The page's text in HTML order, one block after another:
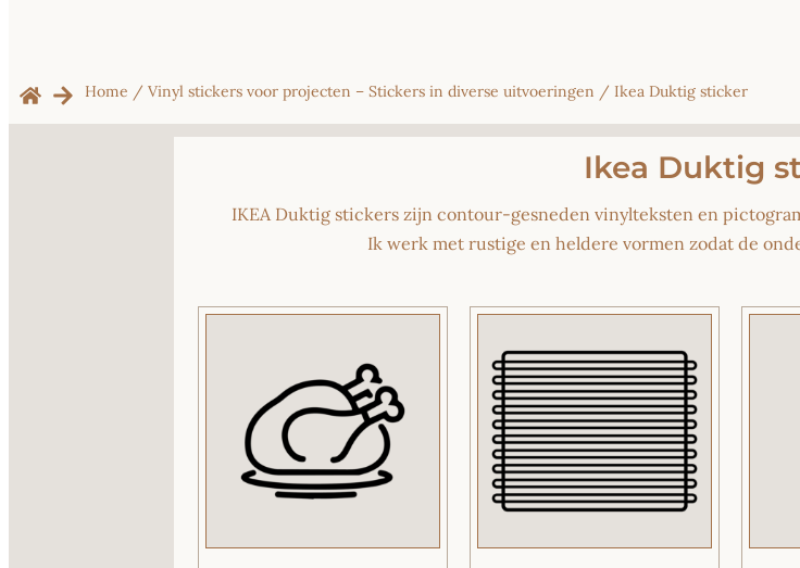
Home / Vinyl stickers voor projecten – Stickers in diverse uitvoeringen / Ikea Duktig sticker
Ikea Duktig
IKEA Duktig stickers zijn contour‑gesneden vinylteksten en
Ik werk met rustige en heldere vormen zodat de